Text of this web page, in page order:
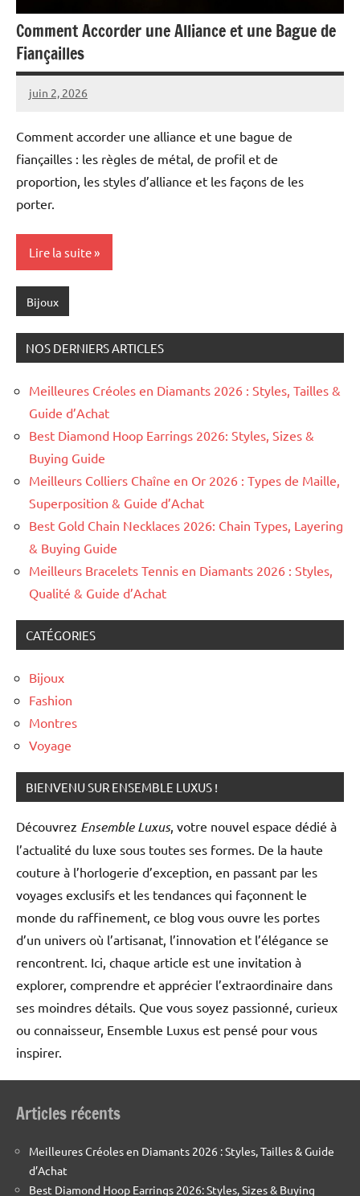
Comment Accorder une Alliance et une Bague de
Fiançailles
juin 2, 2026
Raoul
Comment accorder une alliance et une bague de
fiançailles : les règles de métal, de profil et de
proportion, les styles d’alliance et les façons de les
porter.
Lire la suite
Bijoux
NOS DERNIERS ARTICLES
Meilleures Créoles en Diamants 2026 : Styles, Tailles &
Guide d’Achat
Best Diamond Hoop Earrings 2026: Styles, Sizes &
Buying Guide
Meilleurs Colliers Chaîne en Or 2026 : Types de Maille,
Superposition & Guide d’Achat
Best Gold Chain Necklaces 2026: Chain Types, Layering
& Buying Guide
Meilleurs Bracelets Tennis en Diamants 2026 : Styles,
Qualité & Guide d’Achat
CATÉGORIES
Bijoux
Fashion
Montres
Voyage
BIENVENU SUR ENSEMBLE LUXUS !
Découvrez Ensemble Luxus, votre nouvel espace dédié à
l’actualité du luxe sous toutes ses formes. De la haute
couture à l’horlogerie d’exception, en passant par les
voyages exclusifs et les tendances qui façonnent le
monde du raffinement, ce blog vous ouvre les portes
d’un univers où l’artisanat, l’innovation et l’élégance se
rencontrent. Ici, chaque article est une invitation à
explorer, comprendre et apprécier l’extraordinaire dans
ses moindres détails. Que vous soyez passionné, curieux
ou connaisseur, Ensemble Luxus est pensé pour vous
inspirer.
Articles récents
Meilleures Créoles en Diamants 2026 : Styles, Tailles & Guide
d’Achat
Best Diamond Hoop Earrings 2026: Styles, Sizes & Buying